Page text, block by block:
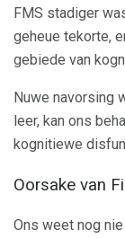
FMS stadiger
geheue tekorte,
gebiede van
Nuwe navorsing
leer, kan ons
kognitiewe
Oorsake van
Ons weet nog